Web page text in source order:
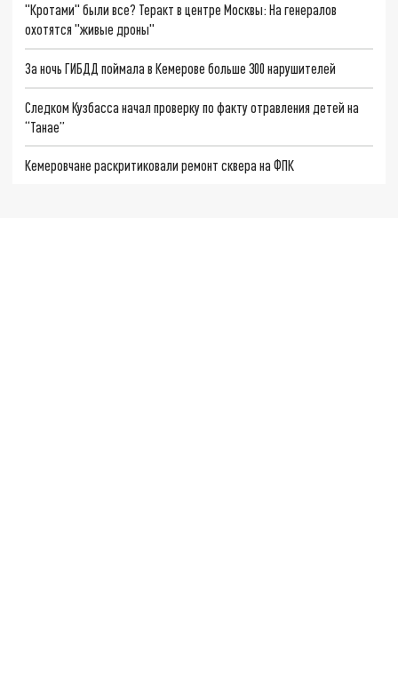
"Кротами" были все? Теракт в центре Москвы: На генералов
охотятся "живые дроны"
За ночь ГИБДД поймала в Кемерове больше 300 нарушителей
Следком Кузбасса начал проверку по факту отравления детей на
“Танае”
Кемеровчане раскритиковали ремонт сквера на ФПК